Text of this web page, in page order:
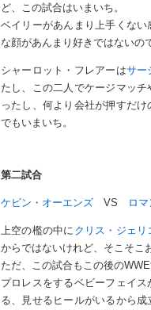
ど、この試合はいまいち。
ベイリーがあんまり上手くな
な顔があんまり好きではないの
シャーロット・フレアーはサー
たし、この二人でケージマッ
ったし、何より会社が押すだ
でもいまいち。
第二試合
ケビン・オーエンズ VS ロ
上空の檻の中に クリス・ジェリ
からではないけれど、そこそこ
ただ、この試合もこの後の
プロレスをするベビーフェイ
る、見せるヒールがいるから